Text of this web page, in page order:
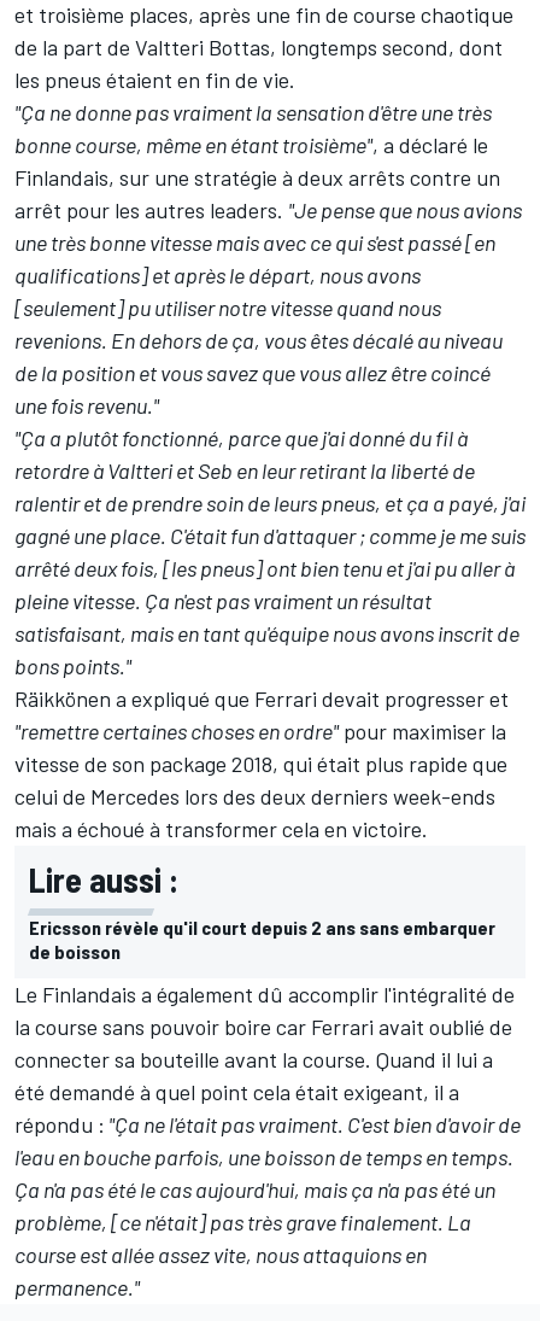
et troisième places, après une fin de course chaotique
de la part de Valtteri Bottas, longtemps second, dont
les pneus étaient en fin de vie.
"Ça ne donne pas vraiment la sensation d'être une très
bonne course, même en étant troisième", a déclaré le
Finlandais, sur une stratégie à deux arrêts contre un
arrêt pour les autres leaders. "Je pense que nous avions
une très bonne vitesse mais avec ce qui s'est passé [en
qualifications] et après le départ, nous avons
[seulement] pu utiliser notre vitesse quand nous
revenions. En dehors de ça, vous êtes décalé au niveau
de la position et vous savez que vous allez être coincé
une fois revenu."
"Ça a plutôt fonctionné, parce que j'ai donné du fil à
retordre à Valtteri et Seb en leur retirant la liberté de
ralentir et de prendre soin de leurs pneus, et ça a payé, j'ai
gagné une place. C'était fun d'attaquer ; comme je me suis
arrêté deux fois, [les pneus] ont bien tenu et j'ai pu aller à
pleine vitesse. Ça n'est pas vraiment un résultat
satisfaisant, mais en tant qu'équipe nous avons inscrit de
bons points."
Räikkönen a expliqué que Ferrari devait progresser et
"remettre certaines choses en ordre"pour maximiser la
vitesse de son package 2018, qui était plus rapide que
celui de Mercedes lors des deux derniers week-ends
mais a échoué à transformer cela en victoire.
Lire aussi :
Ericsson révèle qu'il court depuis 2 ans sans embarquer
de boisson
Le Finlandais a également dû accomplir l'intégralité de
la course sans pouvoir boire car Ferrari avait oublié de
connecter sa bouteille avant la course. Quand il lui a
été demandé à quel point cela était exigeant, il a
répondu : "Ça ne l'était pas vraiment. C'est bien d'avoir de
l'eau en bouche parfois, une boisson de temps en temps.
Ça n'a pas été le cas aujourd'hui, mais ça n'a pas été un
problème, [ce n'était] pas très grave finalement. La
course est allée assez vite, nous attaquions en
permanence."